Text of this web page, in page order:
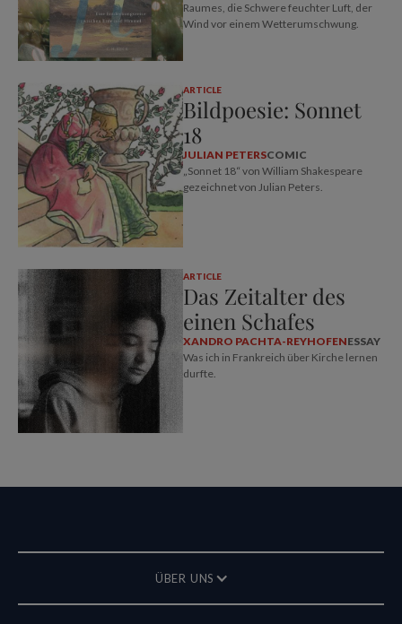
Raumes, die Schwere feuchter Luft, der
Wind vor einem Wetterumschwung.
ARTICLE
Bildpoesie: Sonnet
18
JULIAN PETERSCOMIC
„Sonnet 18“ von William Shakespeare
gezeichnet von Julian Peters.
ARTICLE
Das Zeitalter des
einen Schafes
XANDRO PACHTA-REYHOFENESSAY
Was ich in Frankreich über Kirche lernen
durfte.
ÜBER UNS